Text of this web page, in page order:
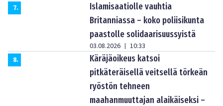
7.
Islamisaatiolle vauhtia
Britanniassa – koko poliisikunta
paastolle solidaarisuussyistä
03.08.2026 | 10:33
8.
Käräjäoikeus katsoi
pitkäteräisellä veitsellä törkeän
ryöstön tehneen
maahanmuuttajan alaikäiseksi –